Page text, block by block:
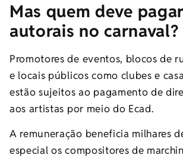
Mas quem deve
autorais no carnaval?
Promotores de eventos, blocos de
e locais públicos como clubes e
estão sujeitos ao pagamento de
aos artistas por meio do Ecad.
A remuneração beneficia milhares
especial os compositores de